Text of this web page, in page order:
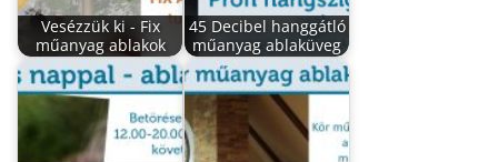
Vesézzük ki - Fix
műanyag ablakok
45 Decibel hanggátló
műanyag ablaküveg